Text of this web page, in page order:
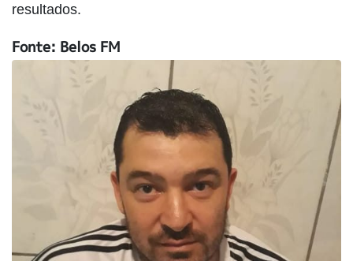
resultados.
Fonte: Belos FM